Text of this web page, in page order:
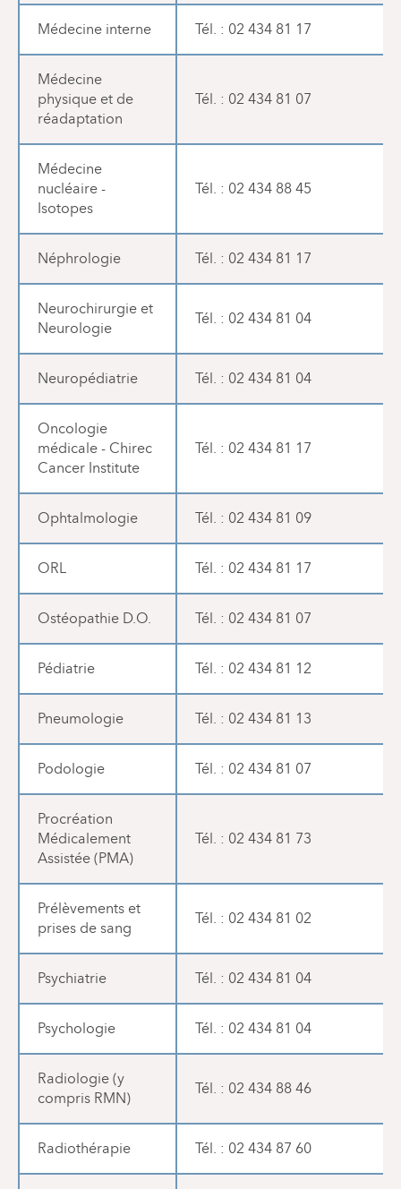
Médecine interne Tél. : 02 434 81 17
Médecine
physique et de
réadaptation
Tél. : 02 434 81 07
Médecine
nucléaire -
Isotopes
Tél. : 02 434 88 45
Néphrologie Tél. : 02 434 81 17
Neurochirurgie et
Neurologie
Tél. : 02 434 81 04
Neuropédiatrie Tél. : 02 434 81 04
Oncologie
médicale - Chirec
Cancer Institute
Tél. : 02 434 81 17
Ophtalmologie Tél. : 02 434 81 09
ORL Tél. : 02 434 81 17
Ostéopathie D.O. Tél. : 02 434 81 07
Pédiatrie Tél. : 02 434 81 12
Pneumologie Tél. : 02 434 81 13
Podologie Tél. : 02 434 81 07
Procréation
Médicalement
Assistée (PMA)
Tél. : 02 434 81 73
Prélèvements et
prises de sang
Tél. : 02 434 81 02
Psychiatrie Tél. : 02 434 81 04
Psychologie Tél. : 02 434 81 04
Radiologie (y
compris RMN)
Tél. : 02 434 88 46
Radiothérapie Tél. : 02 434 87 60